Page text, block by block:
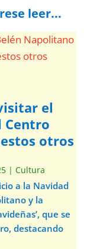
leer...
el
Centro
otros
| Cultura
a la Navidad
y la
que se
destacando